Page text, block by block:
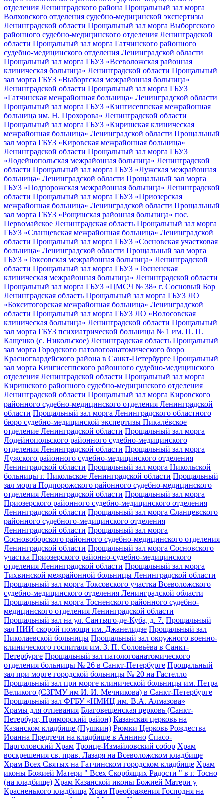
отделения Ленинградского района Прощальный зал морга
Волховского отделения судебно-медицинской экспертизы
Ленинградской области Прощальный зал морга Выборгского
районного судебно-медицинского отделения Ленинградской
области Прощальный зал морга Гатчинского районного
судебно-медицинского отделения Ленинградской области
Прощальный зал морга ГБУЗ «Всеволожская районная
клиническая больница» Ленинградской области Прощальный
зал морга ГБУЗ «Выборгская межрайонная больница»
Ленинградской области Прощальный зал морга ГБУЗ
«Гатчинская межрайонная больница» Ленинградской области
Прощальный зал морга ГБУЗ «Кингисеппская межрайонная
больница им. Н. Прохорова» Ленинградской области
Прощальный зал морга ГБУЗ «Киришская клиническая
межрайонная больница» Ленинградской области Прощальный
зал морга ГБУЗ «Кировская межрайонная больница»
Ленинградской области Прощальный зал морга ГБУЗ
«Лодейнопольская межрайонная больница» Ленинградской
области Прощальный зал морга ГБУЗ «Лужская межрайонная
больница» Ленинградской области Прощальный зал морга
ГБУЗ «Подпорожская межрайонная больница» Ленинградской
области Прощальный зал морга ГБУЗ «Приозерская
межрайонная больница» Ленинградской области Прощальный
зал морга ГБУЗ «Рощинская районная больница» пос.
Первомайское Ленинградская область Прощальный зал морга
ГБУЗ «Сланцевская межрайонная больница» Ленинградской
области Прощальный зал морга ГБУЗ «Сосновская участковая
больница» Ленинградской области Прощальный зал морга
ГБУЗ «Токсовская межрайонная больница» Ленинградской
области Прощальный зал морга ГБУЗ «Тосненская
клиническая межрайонная больница» Ленинградской области
Прощальный зал морга ГБУЗ «ЦМСЧ № 38» г. Сосновый Бор
Ленинградская область Прощальный зал морга ГБУЗ ЛО
«Бокситогорская межрайонная больница» Ленинградской
области Прощальный зал морга ГБУЗ ЛО «Волосовская
клиническая больница» Ленинградской области Прощальный
зал морга ГБУЗ психиатрической больницы № 1 им. П. П.
Кащенко (с. Никольское) Ленинградская область Прощальный
зал морга Городского патологоанатомического бюро
Красногвардейского района в Санкт-Петербурге Прощальный
зал морга Кингисеппского районного судебно-медицинского
отделения Ленинградской области Прощальный зал морга
Киришского районного судебно-медицинского отделения
Ленинградской области Прощальный зал морга Кировского
районного судебно-медицинского отделения Ленинградской
области Прощальный зал морга Ленинградского областного
бюро судебно-медицинской экспертизы Пикалёвское
отделение Ленинградской области Прощальный зал морга
Лодейнопольского районного судебно-медицинского
отделения Ленинградской области Прощальный зал морга
Лужского районного судебно-медицинского отделения
Ленинградской области Прощальный зал морга Никольской
больницы г. Никольское Ленинградской области Прощальный
зал морга Подпорожского районного судебно-медицинского
отделения Ленинградской области Прощальный зал морга
Приозерского районного судебно-медицинского отделения
Ленинградской области Прощальный зал морга Сланцевского
районного судебного-медицинского отделения
Ленинградской области Прощальный зал морга
Сосновоборского районного судебно-медицинского отделения
Ленинградской области Прощальный зал морга Сосновского
участка Приозерского районно-судебно-медицинского
отделения Ленинградской области Прощальный зал морга
Тихвинской межрайонной больницы Ленинградской области
Прощальный зал морга Токсовского участка Всеволожского
судебно-медицинского отделения Ленинградской области
Прощальный зал морга Тосненского районного судебно-
медицинского отделения Ленинградской области
Прощальный зал на ул. Сантьяго-де-Куба, д. 7. Прощальный
зал НИИ скорой помощи им. Джанелидзе Прощальный зал
Николаевской больницы Прощальный зал окружного военно-
клинического госпиталя им. З. П. Соловьёва в Санкт-
Петербурге Прощальный зал патологоанатомического
отделения больницы № 26 в Санкт-Петербурге Прощальный
зал при морге городской больницы № 20 на Гастелло
Прощальный зал при морге клинической больницы им. Петра
Великого (СЗГМУ им И. И. Мечникова) в Санкт-Петербурге
Прощальный зал ФГБУ «НМИЦ им. В.А. Алмазова»
Храмы для отпевания Благовещенская церковь (Санкт-
Петербург, Приморский район) Казанская церковь на
Казанском кладбище (Пушкин) Рюмки Церковь Рождества
Иоанна Предтечи на кладбище в Аннино Спасо-
Парголовский Храм Троице-Измайловский собор Храм
воскрешения св. прав. Лазаря на Всеволожском кладбище
Храм Всех Святых на Гатчинском городском кладбище Храм
иконы Божией Матери " Всех Скорбящих Радости " в г. Тосно
(на кладбище) Храм Казанской иконы Божией Матери у
Красненького кладбища Храм Преображения Господня на